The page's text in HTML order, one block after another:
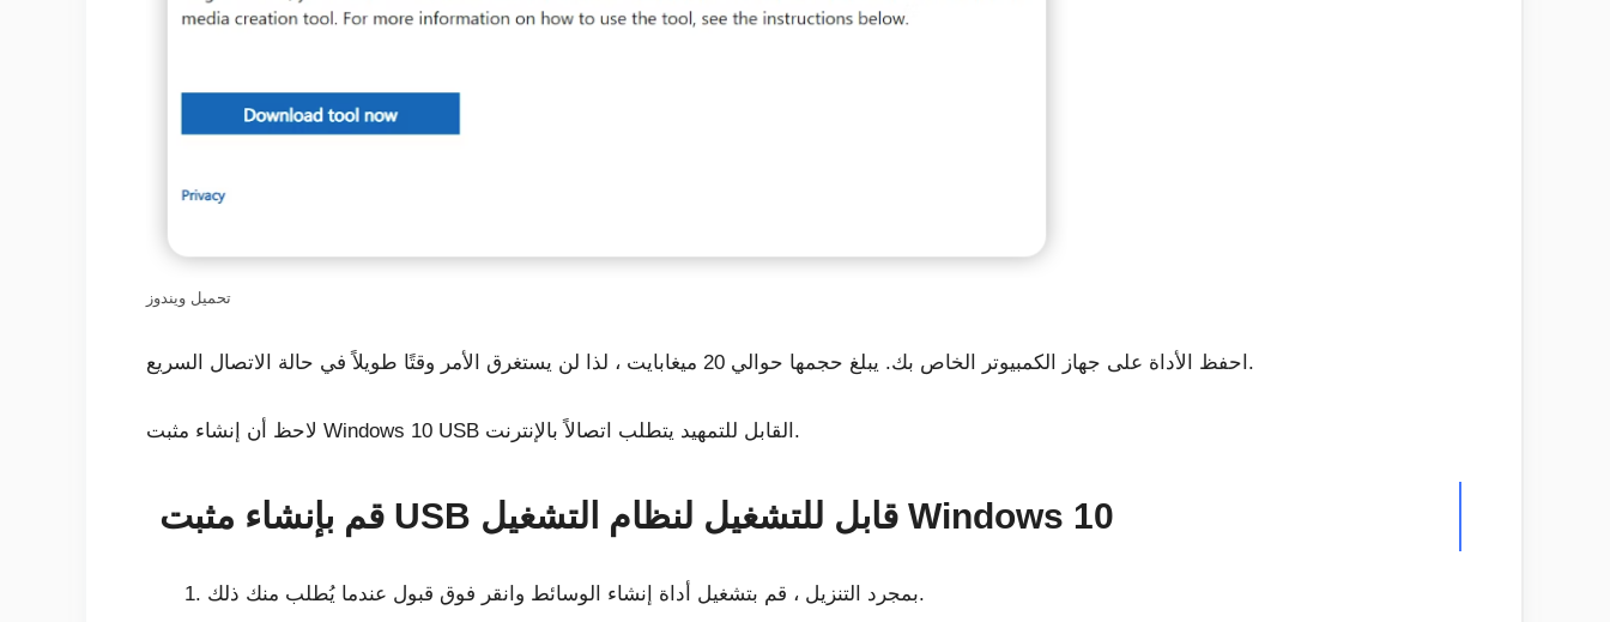
تحميل ويندوز
احفظ الأداة على جهاز الكمبيوتر الخاص بك. يبلغ حجمها حوالي 20 ميغابايت ، لذا لن يستغرق الأمر وقتًا طويلاً في حالة الاتصال السريع.
لاحظ أن إنشاء مثبت Windows 10 USB القابل للتمهيد يتطلب اتصالاً بالإنترنت.
قم بإنشاء مثبت USB قابل للتشغيل لنظام التشغيل Windows 10
بمجرد التنزيل ، قم بتشغيل أداة إنشاء الوسائط وانقر فوق قبول عندما يُطلب منك ذلك.